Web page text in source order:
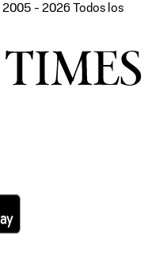
2005 - 2026 Todos los